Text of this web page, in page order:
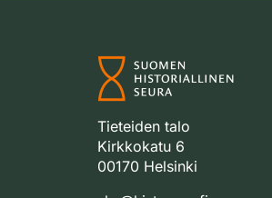
Tieteiden talo
Kirkkokatu 6
00170 Helsinki